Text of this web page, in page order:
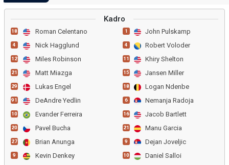
Kadro
18 Roman Celentano
4 Nick Hagglund
12 Miles Robinson
21 Matt Miazga
29 Lukas Engel
91 DeAndre Yedlin
10 Evander Ferreira
20 Pavel Bucha
27 Brian Anunga
9 Kevin Denkey
1 John Pulskamp
4 Robert Voloder
11 Khiry Shelton
15 Jansen Miller
18 Logan Ndenbe
6 Nemanja Radoja
16 Jacob Bartlett
21 Manu Garcia
9 Dejan Joveljic
10 Daniel Salloi